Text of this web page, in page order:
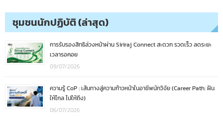
ชุมชนนักปฏิบัติ (ล่าสุด)
การรับรองสิทธิล่วงหน้าผ่าน Siriraj Connect สะดวก รวดเร็ว ลดระยะ
เวลารอคอย
09/07/2026
ความรู้ CoP : เส้นทางสู่ความก้าวหน้าในอาชีพนักวิจัย (Career Path: ฝัน
ให้ไกล ไปให้ถึง)
06/07/2026